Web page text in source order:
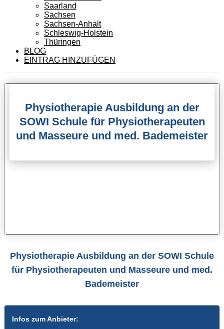
Saarland
Sachsen
Sachsen-Anhalt
Schleswig-Holstein
Thüringen
BLOG
EINTRAG HINZUFÜGEN
Physiotherapie Ausbildung an der
SOWI Schule für Physiotherapeuten
und Masseure und med. Bademeister
Physiotherapie Ausbildung an der SOWI Schule
für Physiotherapeuten und Masseure und med.
Bademeister
Infos zum Anbieter: